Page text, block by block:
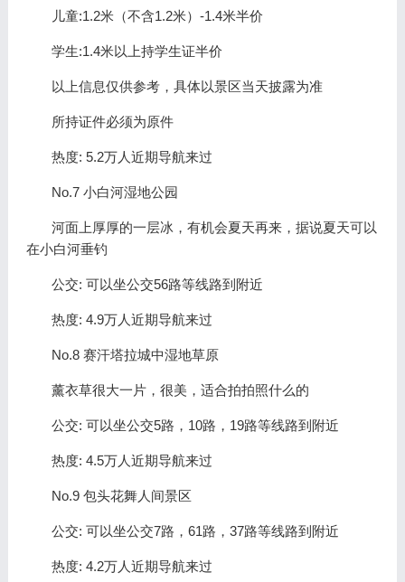
儿童:1.2米（不含1.2米）-1.4米半价
学生:1.4米以上持学生证半价
以上信息仅供参考，具体以景区当天披露为准
所持证件必须为原件
热度: 5.2万人近期导航来过
No.7 小白河湿地公园
河面上厚厚的一层冰，有机会夏天再来，据说夏天可以
在小白河垂钓
公交: 可以坐公交56路等线路到附近
热度: 4.9万人近期导航来过
No.8 赛汗塔拉城中湿地草原
薰衣草很大一片，很美，适合拍拍照什么的
公交: 可以坐公交5路，10路，19路等线路到附近
热度: 4.5万人近期导航来过
No.9 包头花舞人间景区
公交: 可以坐公交7路，61路，37路等线路到附近
热度: 4.2万人近期导航来过